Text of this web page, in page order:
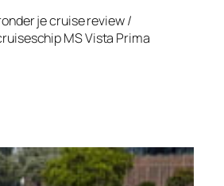
je cruise review /
MS Vista Prima